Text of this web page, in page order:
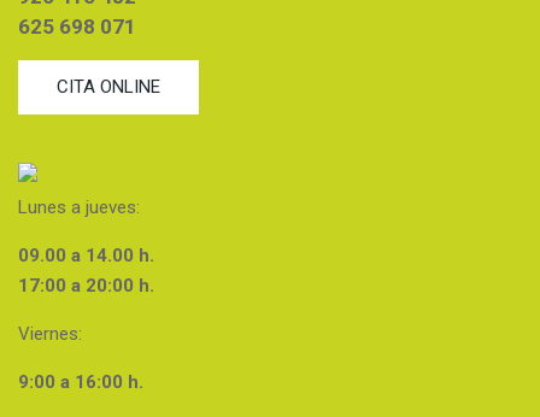
625 698 071
CITA ONLINE
Lunes a jueves:
09.00 a 14.00 h.
17:00 a 20:00 h.
Viernes:
9:00 a 16:00 h.